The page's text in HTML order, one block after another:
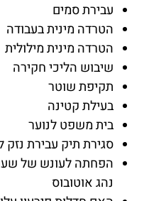
עבירת סמים
הטרדה מינית בעבודה
הטרדה מינית מילולית
שיבוש הליכי חקירה
תקיפת שוטר
בעילת קטינה
בית משפט לנוער
סגירת תיק עבירת
הפחתה לעונש של
נהג אוטובוס